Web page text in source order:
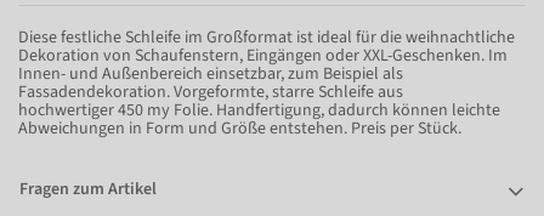
Diese festliche Schleife im Großformat ist ideal für die weihnachtliche
Dekoration von Schaufenstern, Eingängen oder XXL-Geschenken. Im
Innen- und Außenbereich einsetzbar, zum Beispiel als
Fassadendekoration. Vorgeformte, starre Schleife aus
hochwertiger 450 my Folie. Handfertigung, dadurch können leichte
Abweichungen in Form und Größe entstehen. Preis per Stück.
Fragen zum Artikel